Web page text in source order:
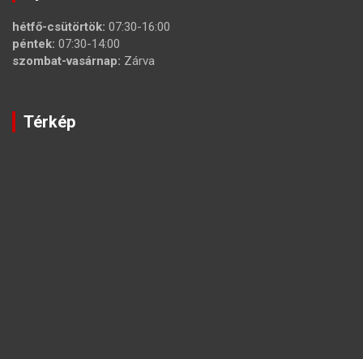
hétfő-csütörtök: 07:30-16:00
péntek: 07:30-14:00
szombat-vasárnap: Zárva
Térkép